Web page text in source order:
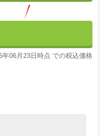
06月23日時点 での税込価格